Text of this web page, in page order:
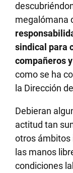
megalómana
sindical para
compañeros
como se ha
la Dirección
Debieran
actitud tan
otros ámbitos
las manos
condiciones